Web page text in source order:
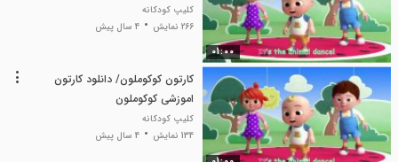
01:00
کلیپ کودکانه
266 نمایش
4 سال پیش
کارتون کوکوملون/ دانلود کارتون
اموزشی کوکوملون
کلیپ کودکانه
134 نمایش
4 سال پیش